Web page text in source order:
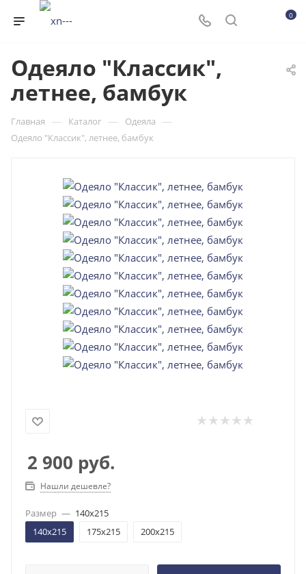
0
Одеяло "Классик",
летнее, бамбук
Главная — Каталог — Одеяла —
Одеяло "Классик", летнее, бамбук
2 900 руб.
Нашли дешевле?
Размер — 140x215
140x215
175x215 200x215